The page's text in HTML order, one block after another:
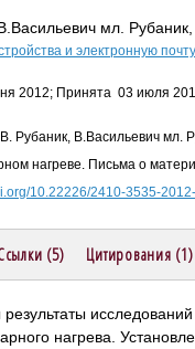
мл.
и электронную почту
2012; Принята 03 июля
Рубаник, В.Васильевич мл.
нагреве. Письма о
10.22226/2410-3535-
(5) Цитирования (1)
нагрева.